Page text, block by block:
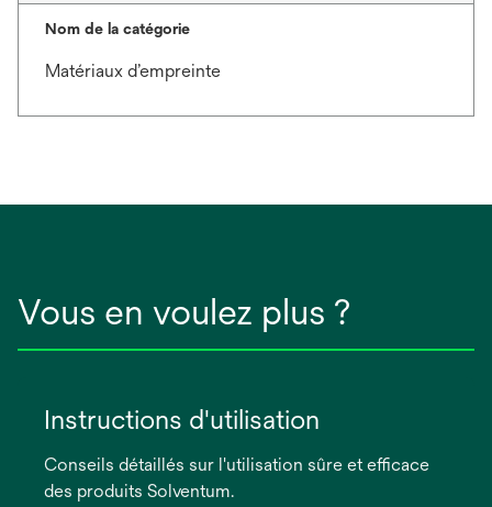
Nom de la catégorie
Matériaux d’empreinte
Vous en voulez plus ?
Instructions d'utilisation
Conseils détaillés sur l'utilisation sûre et efficace
des produits Solventum.